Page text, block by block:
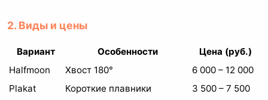
2. Виды и цены
Вариант Особенности
Цена (руб.)
Halfmoon
Хвост 180°
6 000 – 12 000
Plakat
Короткие плавники
3 500 – 7 500